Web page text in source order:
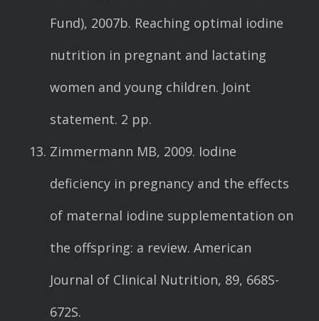
Fund), 2007b. Reaching optimal iodine
nutrition in pregnant and lactating
women and young children. Joint
statement. 2 pp.
Zimmermann MB, 2009. Iodine
deficiency in pregnancy and the effects
of maternal iodine supplementation on
the offspring: a review. American
Journal of Clinical Nutrition, 89, 668S-
672S.